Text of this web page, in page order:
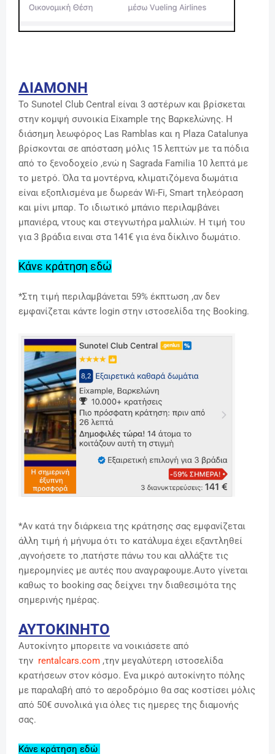
ΔΙΑΜΟΝΗ
Το Sunotel Club Central είναι 3 αστέρων και βρίσκεται
στην κομψή συνοικία Eixample της Βαρκελώνης. Η
διάσημη λεωφόρος Las Ramblas και η Plaza Catalunya
βρίσκονται σε απόσταση μόλις 15 λεπτών με τα πόδια
από το ξενοδοχείο ,ενώ η Sagrada Familia 10 λεπτά με
το μετρό. Όλα τα μοντέρνα, κλιματιζόμενα δωμάτια
είναι εξοπλισμένα με δωρεάν Wi-Fi, Smart τηλεόραση
και μίνι μπαρ. Το ιδιωτικό μπάνιο περιλαμβάνει
μπανιέρα, ντους και στεγνωτήρα μαλλιών. Η τιμή του
για 3 βράδια ειναι στα 141€ για ένα δίκλινο δωμάτιο.
Κάνε κράτηση εδώ
*Στη τιμή περιλαμβάνεται 59% έκπτωση ,αν δεν
εμφανίζεται κάντε login στην ιστοσελίδα της Booking.
*Αν κατά την διάρκεια της κράτησης σας εμφανίζεται
άλλη τιμή ή μήνυμα ότι το κατάλυμα έχει εξαντληθεί
,αγνοήσετε το ,πατήστε πάνω του και αλλάξτε τις
ημερομηνίες με αυτές που αναγραφουμε.Αυτο γίνεται
καθως το booking σας δείχνει την διαθεσιμότα της
σημερινής ημέρας.
ΑΥΤΟΚΙΝΗΤΟ
Αυτοκίνητο μπορειτε να νοικιάσετε από
την rentalcars.com ,την μεγαλύτερη ιστοσελίδα
κρατήσεων στον κόσμο. Ενα μικρό αυτοκίνητο πόλης
με παραλαβή από το αεροδρόμιο θα σας κοστίσει μόλις
από 50€ συνολικά για όλες τις ημερες της διαμονής
σας.
Κάνε κράτηση εδώ